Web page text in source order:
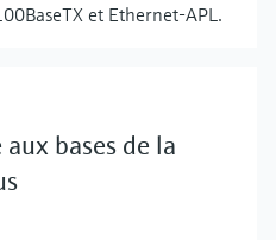
et Ethernet-APL.
bases de la